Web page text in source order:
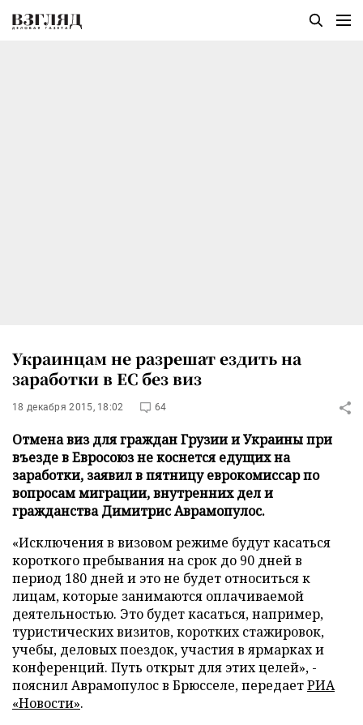
Украинцам не разрешат ездить на
заработки в ЕС без виз
18 декабря 2015, 18:02 64
Отмена виз для граждан Грузии и Украины при
въезде в Евросоюз не коснется едущих на
заработки, заявил в пятницу еврокомиссар по
вопросам миграции, внутренних дел и
гражданства Димитрис Аврамопулос.
«Исключения в визовом режиме будут касаться
короткого пребывания на срок до 90 дней в
период 180 дней и это не будет относиться к
лицам, которые занимаются оплачиваемой
деятельностью. Это будет касаться, например,
туристических визитов, коротких стажировок,
учебы, деловых поездок, участия в ярмарках и
конференций. Путь открыт для этих целей», -
пояснил Аврамопулос в Брюсселе, передаетРИА
«Новости».